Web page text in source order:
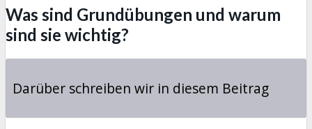
Was sind Grundübungen und warum
sind sie wichtig?
Darüber schreiben wir in diesem Beitrag